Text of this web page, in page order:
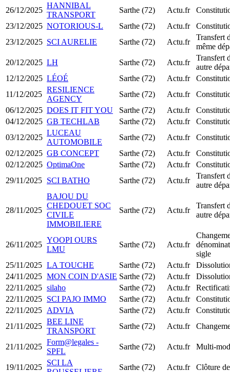
26/12/2025
HANNIBAL
TRANSPORT
Sarthe (72) Actu.fr
23/12/2025 NOTORIOUS-L Sarthe (72) Actu.fr
23/12/2025 SCI AURELIE Sarthe (72) Actu.fr
Transfert
même
20/12/2025 LH Sarthe (72) Actu.fr
Transfert
autre
12/12/2025 LÉOÉ Sarthe (72) Actu.fr
11/12/2025
RESILIENCE
AGENCY
Sarthe (72) Actu.fr
06/12/2025 DOES IT FIT YOU Sarthe (72) Actu.fr
04/12/2025 GB TECHLAB Sarthe (72) Actu.fr
03/12/2025
LUCEAU
AUTOMOBILE
Sarthe (72) Actu.fr
02/12/2025 GB CONCEPT Sarthe (72) Actu.fr
02/12/2025 OptimaOne Sarthe (72) Actu.fr
29/11/2025 SCI BATHO Sarthe (72) Actu.fr
Transfert
autre
28/11/2025
BAJOU DU
CHEDOUET SOC
CIVILE
IMMOBILIERE
Sarthe (72) Actu.fr
Transfert
autre
26/11/2025
YOOPI OURS
LMU
Sarthe (72) Actu.fr
sigle
25/11/2025 LA TOUCHE Sarthe (72) Actu.fr
24/11/2025 MON COIN D'ASIE Sarthe (72) Actu.fr
22/11/2025 silaho Sarthe (72) Actu.fr
22/11/2025 SCI PAJO IMMO Sarthe (72) Actu.fr
22/11/2025 ADVIA Sarthe (72) Actu.fr
21/11/2025
BEE LINE
TRANSPORT
Sarthe (72) Actu.fr
21/11/2025
Form@legales -
SPFL
Sarthe (72) Actu.fr Multi-
19/11/2025
SCI LA
Sarthe (72) Actu.fr Clôture